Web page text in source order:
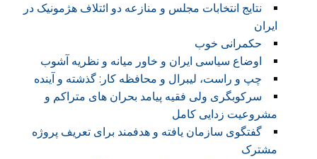
نتایج انتخابات مجلس و منازعه دو ائتلاف هژمونیک در
ایران
حکمرانی خوب
اوضاع سیاسی ایران و خاور میانه و نظریه آشوب
چپ و راست، لیبرال و محافظه کار: گذشته و آینده
سرکوبگری ولی فقیه پیامد بحران های متراکم و
مشروعیت زدایی کامل
گفتگوی سازمان یافته و هدفمند برای تعریف پروژه
مشترک